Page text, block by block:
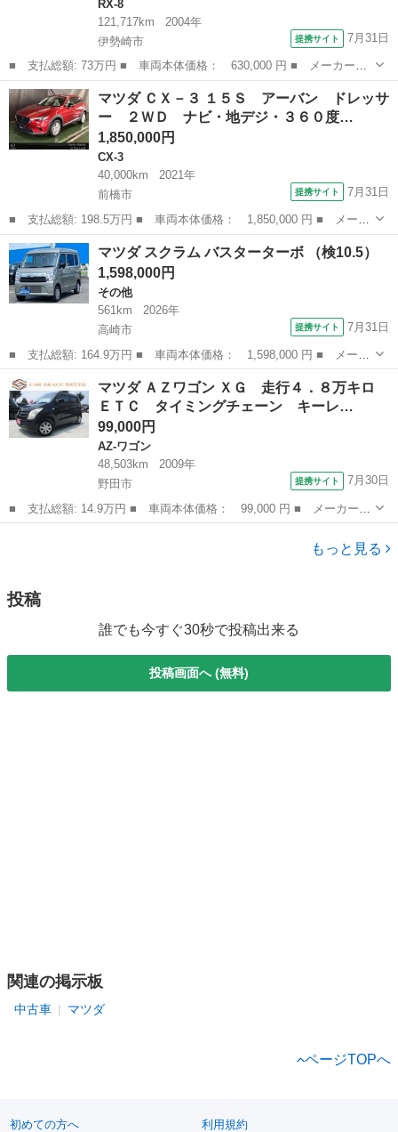
RX-8
121,717km
2004年
伊勢崎市
提携サイト 7月31日
■ 支払総額: 73万円 ■ 車両本体価格： 630,000 円 ■ メーカー
名： マツダ ■ 車種名： ＲＸ－８ ■ グレード名： ベースグレ
ード ＥＴＣ ＭＴ ＨＩＤ キーレスエントリー アルミホイー
ル 衝突安全ボディ...
群馬 伊勢崎市 RX-8
マツダ ＣＸ－３ １５Ｓ アーバン ドレッサ
ー ２ＷＤ ナビ・地デジ・３６０度…
1,850,000円
CX-3
40,000km
2021年
前橋市
提携サイト 7月31日
■ 支払総額: 198.5万円 ■ 車両本体価格： 1,850,000 円 ■ メーカ
ー名： マツダ ■ 車種名： ＣＸ－３ ■ グレード名： １５Ｓ
アーバン ドレッサー ２ＷＤ ナビ・地デジ・３６０度カメラ・Ｅ
ＴＣ・衝...
群馬 前橋市 CX-3
マツダ スクラム バスターターボ （検10.5）
1,598,000円
その他
561km
2026年
高崎市
提携サイト 7月31日
■ 支払総額: 164.9万円 ■ 車両本体価格： 1,598,000 円 ■ メーカ
ー名： マツダ ■ 車種名： スクラム ■ グレード名： バスター
ターボ ■ 排気量： 660cc ■ ドア枚数： 5D ■ ミッション...
群馬 その他
マツダ ＡＺワゴン ＸＧ 走行４．８万キロ
ＥＴＣ タイミングチェーン キーレ…
99,000円
AZ-ワゴン
48,503km
2009年
野田市
提携サイト 7月30日
■ 支払総額: 14.9万円 ■ 車両本体価格： 99,000 円 ■ メーカー
名： マツダ ■ 車種名： ＡＺワゴン ■ グレード名： ＸＧ 走
行４．８万キロ ＥＴＣ タイミングチェーン キーレス 電動格納
もっと見る
投稿
誰でも今すぐ30秒で投稿出来る
投稿画面へ (無料)
関連の掲示板
中古車 マツダ
ページTOPへ
初めての方へ 利用規約